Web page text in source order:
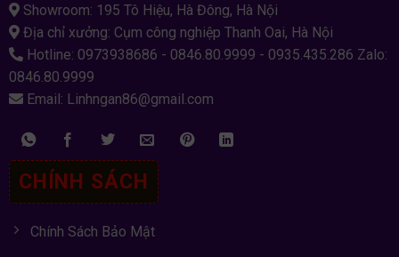
Showroom: 195 Tô Hiệu, Hà Đông, Hà Nội
Địa chỉ xưởng: Cụm công nghiệp Thanh Oai, Hà Nội
Hotline: 0973938686 - 0846.80.9999 - 0935.435.286 Zalo:
0846.80.9999
Email: Linhngan86@gmail.com
CHÍNH SÁCH
Chính Sách Bảo Mật